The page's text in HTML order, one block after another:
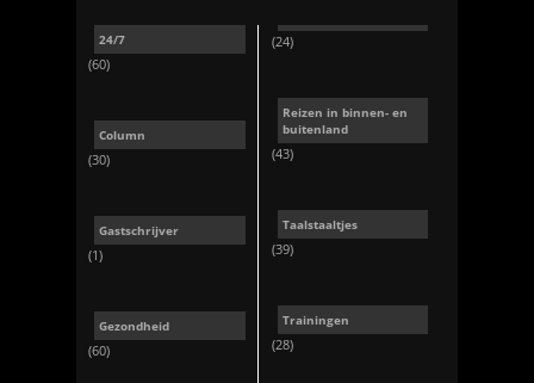
24/7
(60)
Column
(30)
Gastschrijver
(1)
Gezondheid
(60)
(24)
Reizen in binnen- en
buitenland
(43)
Taalstaaltjes
(39)
Trainingen
(28)